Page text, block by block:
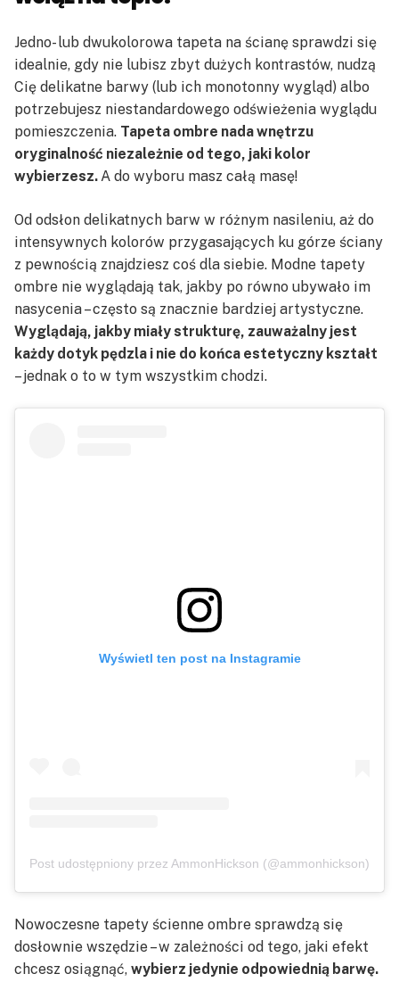
Jedno- lub dwukolorowa tapeta na ścianę sprawdzi się
idealnie, gdy nie lubisz zbyt dużych kontrastów, nudzą
Cię delikatne barwy (lub ich monotonny wygląd) albo
potrzebujesz niestandardowego odświeżenia wyglądu
pomieszczenia. Tapeta ombre nada wnętrzu
oryginalność niezależnie od tego, jaki kolor
wybierzesz.A do wyboru masz całą masę!
Od odsłon delikatnych barw w różnym nasileniu, aż do
intensywnych kolorów przygasających ku górze ściany
z pewnością znajdziesz coś dla siebie. Modne tapety
ombre nie wyglądają tak, jakby po równo ubywało im
nasycenia – często są znacznie bardziej artystyczne.
Wyglądają, jakby miały strukturę, zauważalny jest
każdy dotyk pędzla i nie do końca estetyczny kształt
– jednak o to w tym wszystkim chodzi.
Wyświetl ten post na Instagramie
Post udostępniony przez AmmonHickson (@ammonhickson)
Nowoczesne tapety ścienne ombre sprawdzą się
dosłownie wszędzie – w zależności od tego, jaki efekt
chcesz osiągnąć, wybierz jedynie odpowiednią barwę.